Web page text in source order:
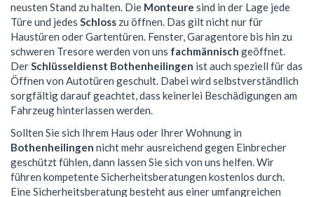
neusten Stand zu halten. Die Monteure sind in der Lage jede
Türe und jedes Schloss zu öffnen. Das gilt nicht nur für
Haustüren oder Gartentüren. Fenster, Garagentore bis hin zu
schweren Tresore werden von uns fachmännisch geöffnet.
DerSchlüsseldienst Bothenheilingen ist auch speziell für das
Öffnen von Autotüren geschult. Dabei wird selbstverständlich
sorgfältig darauf geachtet, dass keinerlei Beschädigungen am
Fahrzeug hinterlassen werden.
Sollten Sie sich Ihrem Haus oder Ihrer Wohnung in
Bothenheilingen nicht mehr ausreichend gegen Einbrecher
geschützt fühlen, dann lassen Sie sich von uns helfen. Wir
führen kompetente Sicherheitsberatungen kostenlos durch.
Eine Sicherheitsberatung besteht aus einer umfangreichen